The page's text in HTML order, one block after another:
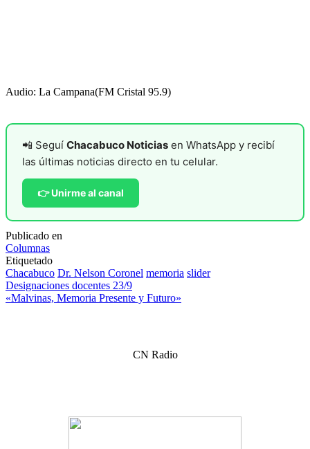
Audio: La Campana(FM Cristal 95.9)
📲 Seguí Chacabuco Noticias en WhatsApp y recibí
las últimas noticias directo en tu celular.
👉 Unirme al canal
Publicado en
Columnas
Etiquetado
Chacabuco Dr. Nelson Coronel memoria slider
Navegación
de
Designaciones docentes 23/9
«Malvinas, Memoria Presente y Futuro»
CN Radio